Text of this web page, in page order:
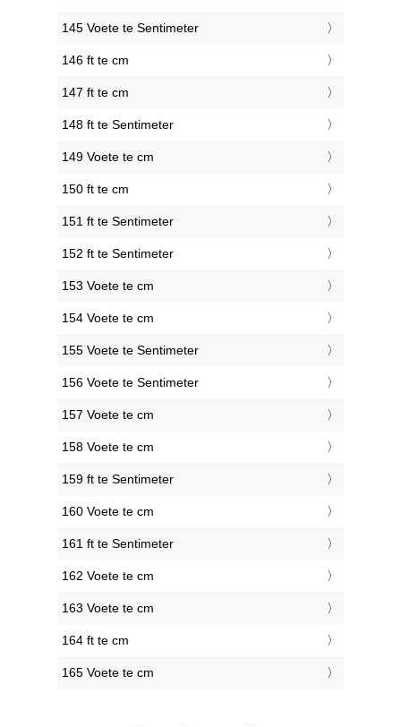
145 Voete te Sentimeter
146 ft te cm
147 ft te cm
148 ft te Sentimeter
149 Voete te cm
150 ft te cm
151 ft te Sentimeter
152 ft te Sentimeter
153 Voete te cm
154 Voete te cm
155 Voete te Sentimeter
156 Voete te Sentimeter
157 Voete te cm
158 Voete te cm
159 ft te Sentimeter
160 Voete te cm
161 ft te Sentimeter
162 Voete te cm
163 Voete te cm
164 ft te cm
165 Voete te cm